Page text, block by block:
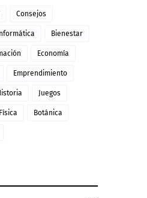
Consejos
Bienestar
Economía
Emprendimiento
Juegos
Física Botánica